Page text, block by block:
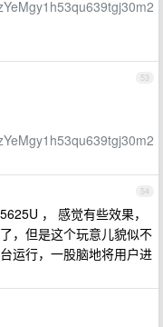
53
54
， 感觉有些效果，
，但是这个玩意儿貌似不
运行，一股脑地将用户进